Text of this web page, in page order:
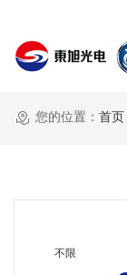
您的位置： 首页
不限